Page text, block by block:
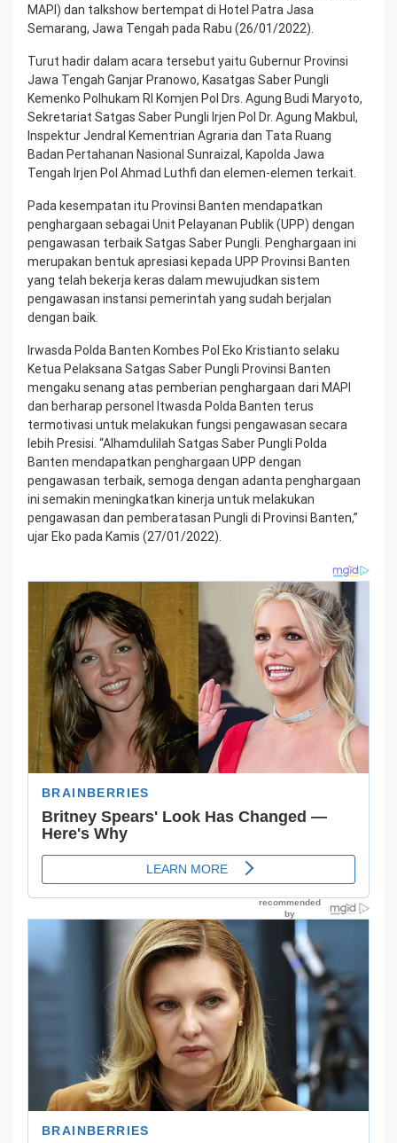
MAPI) dan talkshow bertempat di Hotel Patra Jasa
Semarang, Jawa Tengah pada Rabu (26/01/2022).
Turut hadir dalam acara tersebut yaitu Gubernur Provinsi
Jawa Tengah Ganjar Pranowo, Kasatgas Saber Pungli
Kemenko Polhukam RI Komjen Pol Drs. Agung Budi Maryoto,
Sekretariat Satgas Saber Pungli Irjen Pol Dr. Agung Makbul,
Inspektur Jendral Kementrian Agraria dan Tata Ruang
Badan Pertahanan Nasional Sunraizal, Kapolda Jawa
Tengah Irjen Pol Ahmad Luthfi dan elemen-elemen terkait.
Pada kesempatan itu Provinsi Banten mendapatkan
penghargaan sebagai Unit Pelayanan Publik (UPP) dengan
pengawasan terbaik Satgas Saber Pungli. Penghargaan ini
merupakan bentuk apresiasi kepada UPP Provinsi Banten
yang telah bekerja keras dalam mewujudkan sistem
pengawasan instansi pemerintah yang sudah berjalan
dengan baik.
Irwasda Polda Banten Kombes Pol Eko Kristianto selaku
Ketua Pelaksana Satgas Saber Pungli Provinsi Banten
mengaku senang atas pemberian penghargaan dari MAPI
dan berharap personel Itwasda Polda Banten terus
termotivasi untuk melakukan fungsi pengawasan secara
lebih Presisi. “Alhamdulilah Satgas Saber Pungli Polda
Banten mendapatkan penghargaan UPP dengan
pengawasan terbaik, semoga dengan adanta penghargaan
ini semakin meningkatkan kinerja untuk melakukan
pengawasan dan pemberatasan Pungli di Provinsi Banten,”
ujar Eko pada Kamis (27/01/2022).